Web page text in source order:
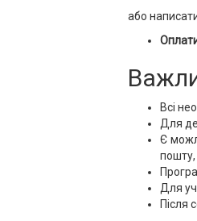
або
Всі
Для
Є
пошту,
Для
Після